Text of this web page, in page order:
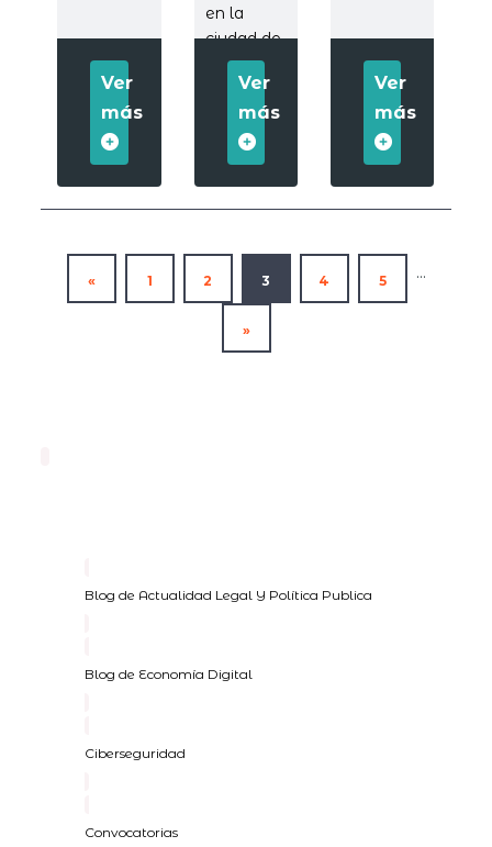
Ver
más
en la
ciudad de
Neiva.
Ver
más
Ver
más
« 1 2 3 4 5 ...
»
Blog de Actualidad Legal Y Política Publica
Blog de Economía Digital
Ciberseguridad
Convocatorias